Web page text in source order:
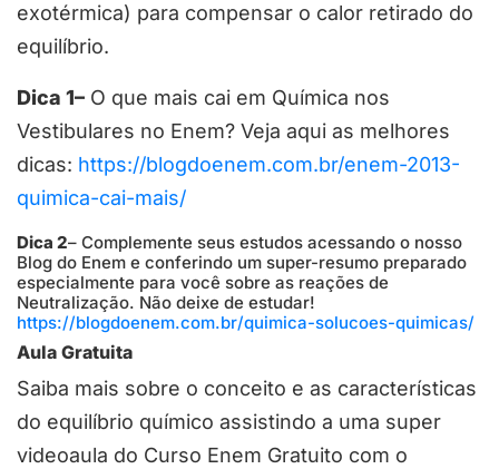
exotérmica) para compensar o calor retirado do
equilíbrio.
Dica 1– O que mais cai em Química nos
Vestibulares no Enem? Veja aqui as melhores
dicas: https://blogdoenem.com.br/enem-2013-
quimica-cai-mais/
Dica 2– Complemente seus estudos acessando o nosso
Blog do Enem e conferindo um super-resumo preparado
especialmente para você sobre as reações de
Neutralização. Não deixe de estudar!
https://blogdoenem.com.br/quimica-solucoes-quimicas/
Aula Gratuita
Saiba mais sobre o conceito e as características
do equilíbrio químico assistindo a uma super
videoaula do Curso Enem Gratuito com o